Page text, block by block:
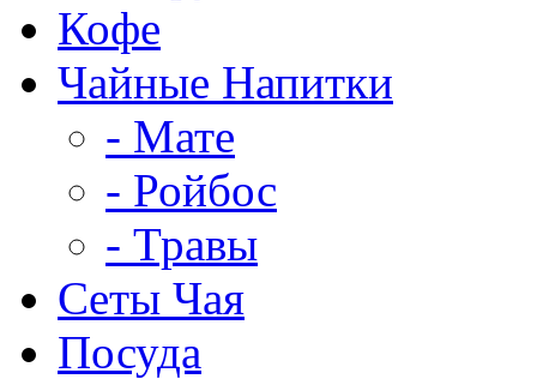
Кофе
Чайные Напитки
- Мате
- Ройбос
- Травы
Сеты Чая
Посуда